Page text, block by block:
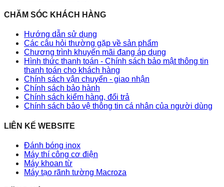
CHĂM SÓC KHÁCH HÀNG
Hướng dẫn sử dụng
Các câu hỏi thường gặp về sản phẩm
Chương trình khuyến mãi đang áp dụng
Hình thức thanh toán - Chính sách bảo mật thông tin
thanh toán cho khách hàng
Chính sách vận chuyển - giao nhận
Chính sách bảo hành
Chính sách kiểm hàng, đổi trả
Chính sách bảo vệ thông tin cá nhân của người dùng
LIÊN KẾ WEBSITE
Đánh bóng inox
Máy thí công cơ điện
Máy khoan từ
Máy tạo rãnh tường Macroza